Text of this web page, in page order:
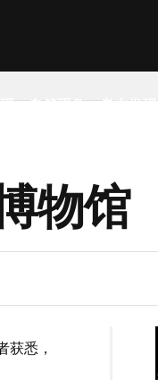
自然现象 考古发现
物馆
获悉，